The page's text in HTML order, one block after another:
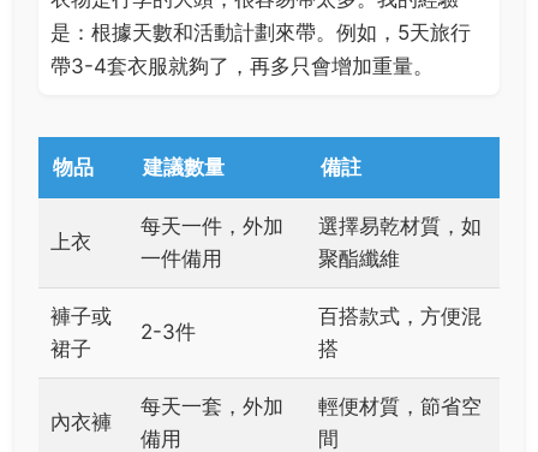
是：根據天數和活動計劃來帶。例如，5天旅行
帶3-4套衣服就夠了，再多只會增加重量。
物品 建議數量 備註
上衣
每天一件，外加
一件備用
選擇易乾材質，如
聚酯纖維
褲子或
裙子
2-3件
百搭款式，方便混
搭
內衣褲
每天一套，外加
備用
輕便材質，節省空
間